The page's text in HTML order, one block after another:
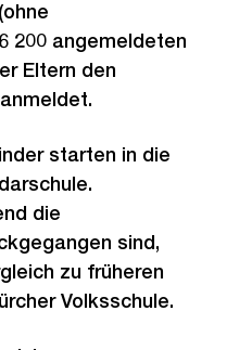
200 angemeldeten
Eltern den
starten in die
die
sind,
zu früheren
Volksschule.